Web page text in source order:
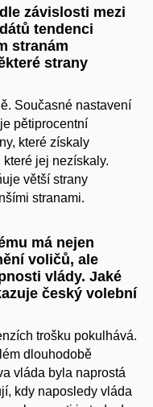
závislosti mezi
tendenci
stranám
strany
Současné nastavení
pětiprocentní
které získaly
jej nezískaly.
větší strany
stranami.
má nejen
voličů, ale
vlády. Jaké
český volební
trošku pokulhává.
dlouhodobě
vláda byla naprostá
kdy naposledy vláda